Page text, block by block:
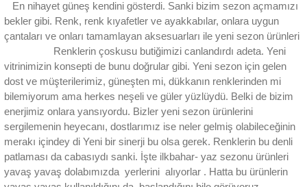
En nihayet güneş kendini gösterdi. Sanki bizim sezon açmamızı
bekler gibi. Renk, renk kıyafetler ve ayakkabılar, onlara uygun
çantaları ve onları tamamlayan aksesuarları ile yeni sezon ürünleri
Renklerin çoskusu butiğimizi canlandırdı adeta. Yeni
vitrinimizin konsepti de bunu doğrular gibi. Yeni sezon için gelen
dost ve müşterilerimiz, güneşten mi, dükkanın renklerinden mi
bilemiyorum ama herkes neşeli ve güler yüzlüydü. Belki de bizim
enerjimiz onlara yansıyordu. Bizler yeni sezon ürünlerini
sergilemenin heyecanı, dostlarımız ise neler gelmiş olabileceğinin
merakı içindey di Yeni bir sinerji bu olsa gerek. Renklerin bu denli
patlaması da cabasıydı sanki. İşte ilkbahar- yaz sezonu ürünleri
yavaş yavaş dolabımızda yerlerini alıyorlar . Hatta bu ürünlerin